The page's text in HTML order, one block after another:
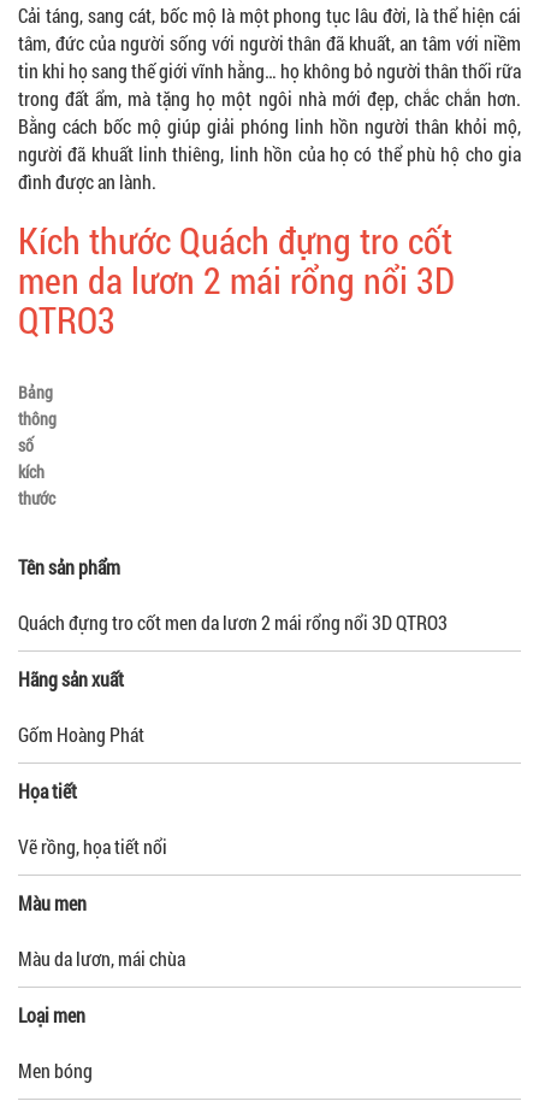
Cải táng, sang cát, bốc mộ là một phong tục lâu đời, là thể hiện cái
tâm, đức của người sống với người thân đã khuất, an tâm với niềm
tin khi họ sang thế giới vĩnh hằng… họ không bỏ người thân thối rữa
trong đất ẩm, mà tặng họ một ngôi nhà mới đẹp, chắc chắn hơn.
Bằng cách bốc mộ giúp giải phóng linh hồn người thân khỏi mộ,
người đã khuất linh thiêng, linh hồn của họ có thể phù hộ cho gia
đình được an lành.
Kích thước Quách đựng tro cốt
men da lươn 2 mái rổng nổi 3D
QTRO3
Bảng
thông
số
kích
thước
Tên sản phẩm
Quách đựng tro cốt men da lươn 2 mái rổng nổi 3D QTRO3
Hãng sản xuất
Gốm Hoàng Phát
Họa tiết
Vẽ rồng, họa tiết nổi
Màu men
Màu da lươn, mái chùa
Loại men
Men bóng